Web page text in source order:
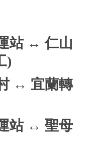
站 ↔ 仁山
)
↔ 宜蘭轉
站 ↔ 聖母